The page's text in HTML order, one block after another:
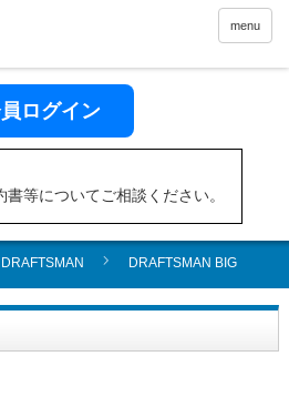
menu
ログイン
等についてご相談ください。
DRAFTSMAN DRAFTSMAN BIG